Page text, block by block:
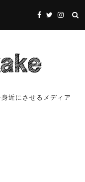
近にさせるメディア